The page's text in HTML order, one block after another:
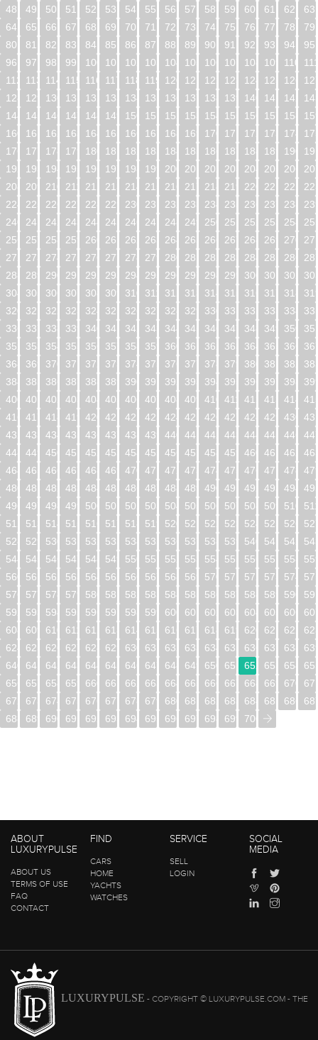
48
49 50 51 52 53 54 55 56 57 58 59 60 61 62
63
64
65 66 67 68 69 70 71 72 73 74 75 76 77 78
79
80
81 82 83 84 85 86 87 88 89 90 91 92 93 94
95
96
97 98 99 100 101 102 103 104 105 106 107 108 109 110
112
113 114 115 116 117 118 119 120 121 122 123 124 125 126
128
129 130 131 132 133 134 135 136 137 138 139 140 141 142
144
145 146 147 148 149 150 151 152 153 154 155 156 157 158
160
161 162 163 164 165 166 167 168 169 170 171 172 173 174
176
177 178 179 180 181 182 183 184 185 186 187 188 189 190
192
193 194 195 196 197 198 199 200 201 202 203 204 205 206
208
209 210 211 212 213 214 215 216 217 218 219 220 221 222
224
225 226 227 228 229 230 231 232 233 234 235 236 237 238
240
241 242 243 244 245 246 247 248 249 250 251 252 253 254
256
257 258 259 260 261 262 263 264 265 266 267 268 269 270
272
273 274 275 276 277 278 279 280 281 282 283 284 285 286
288
289 290 291 292 293 294 295 296 297 298 299 300 301 302
304
305 306 307 308 309 310 311 312 313 314 315 316 317 318
320
321 322 323 324 325 326 327 328 329 330 331 332 333 334
336
337 338 339 340 341 342 343 344 345 346 347 348 349 350
352
353 354 355 356 357 358 359 360 361 362 363 364 365 366
368
369 370 371 372 373 374 375 376 377 378 379 380 381 382
384
385 386 387 388 389 390 391 392 393 394 395 396 397 398
400
401 402 403 404 405 406 407 408 409 410 411 412 413 414
416
417 418 419 420 421 422 423 424 425 426 427 428 429 430
432
433 434 435 436 437 438 439 440 441 442 443 444 445 446
448
449 450 451 452 453 454 455 456 457 458 459 460 461 462
464
465 466 467 468 469 470 471 472 473 474 475 476 477 478
480
481 482 483 484 485 486 487 488 489 490 491 492 493 494
496
497 498 499 500 501 502 503 504 505 506 507 508 509 510
512
513 514 515 516 517 518 519 520 521 522 523 524 525 526
528
529 530 531 532 533 534 535 536 537 538 539 540 541 542
544
545 546 547 548 549 550 551 552 553 554 555 556 557 558
560
561 562 563 564 565 566 567 568 569 570 571 572 573 574
576
577 578 579 580 581 582 583 584 585 586 587 588 589 590
592
593 594 595 596 597 598 599 600 601 602 603 604 605 606
608
609 610 611 612 613 614 615 616 617 618 619 620 621 622
624
625 626 627 628 629 630 631 632 633 634 635 636 637 638
640
641 642 643 644 645 646 647 648 649 650 651 652 653 654
656
657 658 659 660 661 662 663 664 665 666 667 668 669 670
672
673 674 675 676 677 678 679 680 681 682 683 684 685 686
688
689 690 691 692 693 694 695 696 697 698 699 700
ABOUT
LUXURYPULSE
ABOUT US
TERMS OF USE
FAQ
CONTACT
FIND
CARS
HOME
YACHTS
WATCHES
SERVICE
SELL
LOGIN
SOCIAL
MEDIA
LUXURYPULSE - COPYRIGHT © LUXURYPULSE.COM - THE